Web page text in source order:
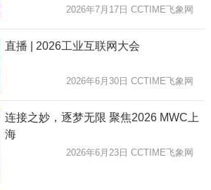
2026年7月17日 CCTIME飞象网
直播 | 2026工业互联网大会
2026年6月30日 CCTIME飞象网
连接之妙，逐梦无限 聚焦2026 MWC上
海
2026年6月23日 CCTIME飞象网